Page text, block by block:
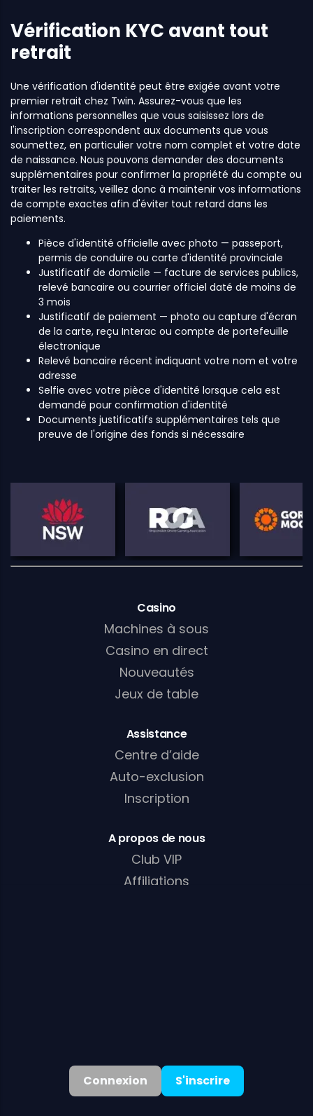
Vérification KYC avant tout
retrait
Une vérification d'identité peut être exigée avant votre
premier retrait chez Twin. Assurez-vous que les
informations personnelles que vous saisissez lors de
l'inscription correspondent aux documents que vous
soumettez, en particulier votre nom complet et votre date
de naissance. Nous pouvons demander des documents
supplémentaires pour confirmer la propriété du compte ou
traiter les retraits, veillez donc à maintenir vos informations
de compte exactes afin d'éviter tout retard dans les
paiements.
Pièce d'identité officielle avec photo — passeport,
permis de conduire ou carte d'identité provinciale
Justificatif de domicile — facture de services publics,
relevé bancaire ou courrier officiel daté de moins de
3 mois
Justificatif de paiement — photo ou capture d'écran
de la carte, reçu Interac ou compte de portefeuille
électronique
Relevé bancaire récent indiquant votre nom et votre
adresse
Selfie avec votre pièce d'identité lorsque cela est
demandé pour confirmation d'identité
Documents justificatifs supplémentaires tels que
preuve de l'origine des fonds si nécessaire
Casino
Machines à sous
Casino en direct
Nouveautés
Jeux de table
Assistance
Centre d’aide
Auto-exclusion
Inscription
A propos de nous
Club VIP
Affiliations
Connexion S'inscrire